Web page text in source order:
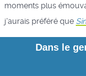
moments plus
j'aurais préféré que
Dans le